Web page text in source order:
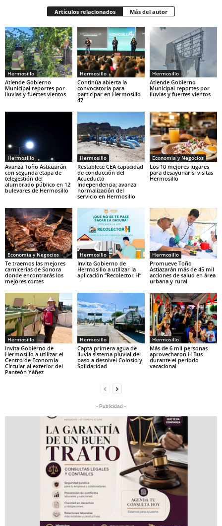
Artículos relacionados Más del autor
Hermosillo
Atiende Gobierno
Municipal reportes por
lluvias y fuertes vientos
Hermosillo
Continúa abierta la
convocatoria para
participar en Hermosillo
47
Hermosillo
Atiende Gobierno
Municipal reportes por
lluvias y fuertes vientos
Hermosillo
Avanza Toño Astiazarán
con segunda etapa de
telegestión del
alumbrado público en 12
bulevares de Hermosillo
Hermosillo
Restablece CEA capacidad
de conducción del
Acueducto
Independencia; avanza
normalización del
servicio en Hermosillo
Economia y Negocios
Los 10 mejores lugares
para desayunar si visitas
Hermosillo
Economia y Negocios
Te traemos las mejores
carnicerías de Sonora
donde encontrarás los
mejores cortes
Hermosillo
Invita Gobierno de
Hermosillo a utilizar la
aplicación “Recolector H”
Hermosillo
Promueve Toño
Astiazarán más de 45 mil
acciones de salud en área
urbana y rural
Hermosillo
Invita Gobierno de
Hermosillo a utilizar el
Centro de Economía
Circular al exterior del
Panteón Yáñez
Hermosillo
Capta primera agua de
lluvia sistema pluvial del
paso a desnivel Colosio y
Solidaridad
Hermosillo
Más de 6 mil personas
aprovecharon H Bus
durante el periodo
vacacional
- Publicidad -